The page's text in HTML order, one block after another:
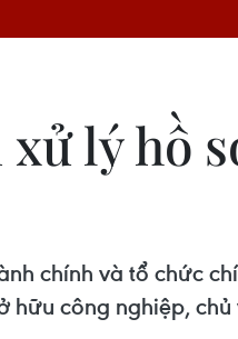
lý hồ
chính và tổ chức
hữu công nghiệp,